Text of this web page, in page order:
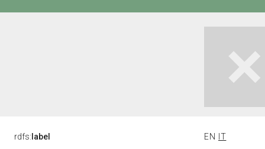
rdfs: label EN IT